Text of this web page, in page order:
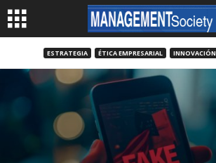
ESTRATEGIA ÉTICA EMPRESARIAL INNOVACIÓN